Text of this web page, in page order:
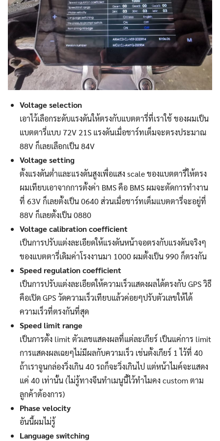
Voltage selection
เอาไว้เลือกระดับแรงดันให้ตรงกับแบตตารี่ที่เราใช้ ของผมเป็น
แบตตารี่แบบ 72V 21S แรงดันเมื่อชาร์ทเต็มจะตรงประมาณ
88V ก็เลยเลือกเป็น 84V
Voltage setting
ตั้งแรงดันต่ำและแรงดันสูงเพื่อแสง scale ของแบตตารี่ให้ตรง
ผมเทียบเอาจากการตั้งค่า BMS คือ BMS ผมจะตัดการทำงาน
ที่ 63V ก็เลยตั้งเป็น 0640 ส่วนเมื่อชาร์ทเต็มแบตตารี่จะอยู่ที่
88V ก็เลยตั้งเป็น 0880
Voltage calibration coefficient
เป็นการปรับแต่งละเอียดให้แรงดันหน้าจอตรงกับแรงดันจริงๆ
ของแบตตารี่เดิมค่าโรงงานมา 1000 ผมตั้งเป็น 990 ก็ตรงกัน
Speed regulation coefficient
เป็นการปรับแต่งละเอียดให้ความเร็วแสดงผลได้ตรงกับ GPS วิธี
คือเปิด GPS วัดความเร็วเทียบแล้วค่อยๆปรับตัวเลขให้ได้
ความเร็วที่ตรงกันที่สุด
Speed limit range
เป็นการตั้ง limit ตัวเลขแสดงผลที่แต่ละเกียร์ เป็นแค่การ limit
การแสดงผลเฉยๆไม่มีผลกับความเร็ว เช่นตั้งเกียร์ 1 ไว้ที่ 40
ถ้าเราจูนกล่องวิ่งเกิน 40 รถก็จะวิ่งเกินไป แต่หน้าไมค์จะแสดง
แค่ 40 เท่านั้น (ไม่รู้ทางจีนทำเมนูนี้ไว้ทำไมคง custom ตาม
ลูกค้าต้องการ)
Phase velocity
อันนี้ผมไม่รู้
Language switching